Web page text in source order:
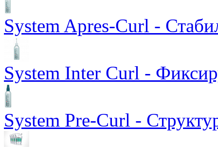
System Apres-Curl -
System Inter Curl -
System Pre-Curl -